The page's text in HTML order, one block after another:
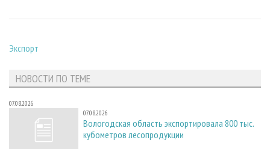
Экспорт
НОВОСТИ ПО ТЕМЕ
07.08.2026
07.08.2026
Вологодская область экспортировала 800 тыс.
кубометров лесопродукции